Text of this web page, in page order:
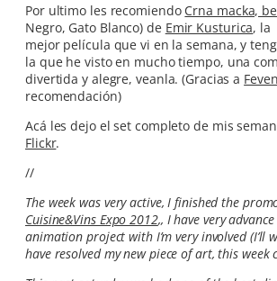
Por ultimo les recomiendo Crna macka,
Negro, Gato Blanco) de Emir Kusturica, la
mejor película que vi en la semana, y
la que he visto en mucho tiempo, una
divertida y alegre, veanla. (Gracias a Feven
recomendación)
Acá les dejo el set completo de mis
Flickr.
//
The week was very active, I finished the
Cuisine&Vins Expo 2012,, I have very
animation project with I’m very involved (I’ll
have resolved my new piece of art, this week